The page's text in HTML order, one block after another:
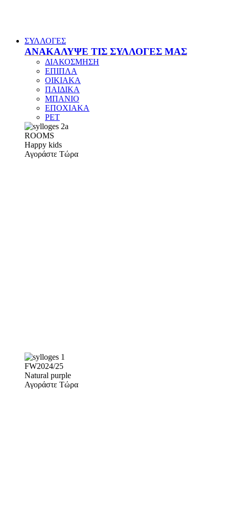
ΣΥΛΛΟΓΕΣ
ΑΝΑΚΑΛΥΨΕ ΤΙΣ ΣΥΛΛΟΓΕΣ ΜΑΣ
ΔΙΑΚΟΣΜΗΣΗ
ΕΠΙΠΛΑ
ΟΙΚΙΑΚΑ
ΠΑΙΔΙΚΑ
ΜΠΑΝΙΟ
ΕΠΟΧΙΑΚΑ
PET
ROOMS
Happy kids
Αγοράστε Τώρα
FW2024/25
Natural purple
Αγοράστε Τώρα